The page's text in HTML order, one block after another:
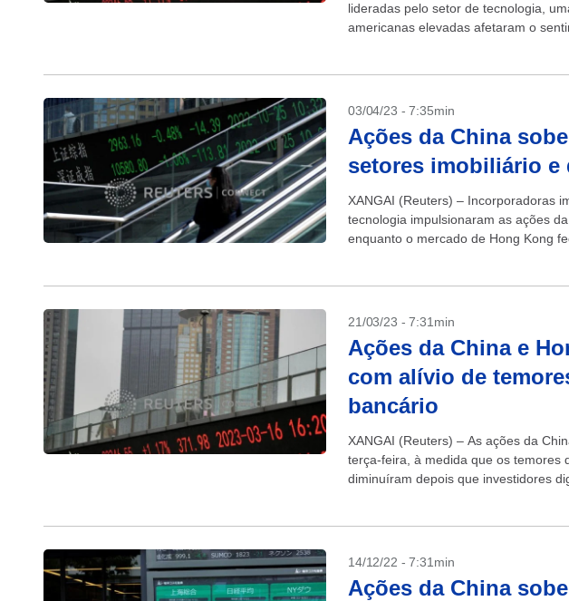
lideradas pelo setor de tecnologia,
americanas elevadas afetaram o
03/04/23 - 7:35min
Ações da China
setores imobiliário e
XANGAI (Reuters) – Incorporadoras
tecnologia impulsionaram as ações
enquanto o mercado de Hong Kong
21/03/23 - 7:31min
Ações da China e
com alívio de
bancário
XANGAI (Reuters) – As ações da
terça-feira, à medida que os temores
diminuíram depois que investidores
14/12/22 - 7:31min
Ações da China